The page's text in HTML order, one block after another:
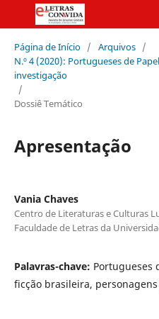
Página de Início / Arquivos /
N.º 4 (2020): Portugueses de
investigação
/
Dossiê Temático
Apresentação
Vania Chaves
Centro de Literaturas e Culturas
Faculdade de Letras da
Palavras-chave: Portugueses
ficção brasileira,